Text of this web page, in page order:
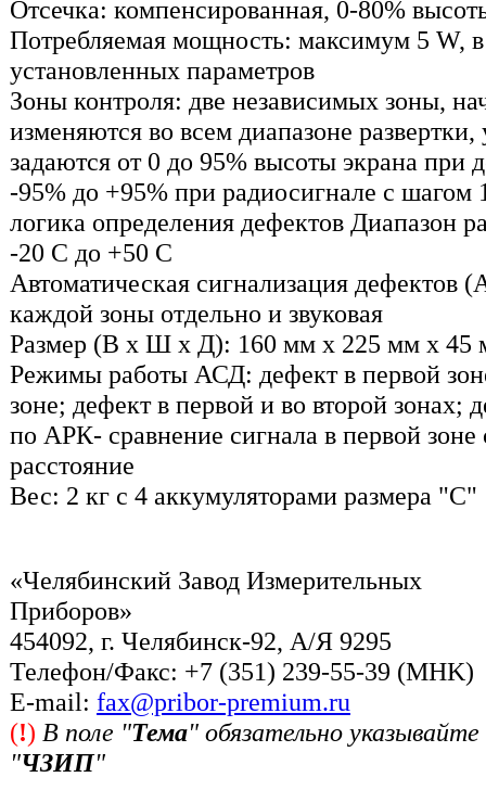
Отсечка: компенсированная, 0-80%
Потребляемая мощность: максимум 5 W, в
установленных параметров
Зоны контроля: две независимых зоны,
изменяются во всем диапазоне развертки,
задаются от 0 до 95% высоты экрана при
-95% до +95% при радиосигнале с шагом
логика определения дефектов Диапазон
-20 C до +50 C
Автоматическая сигнализация дефектов
каждой зоны отдельно и звуковая
Размер (В x Ш x Д): 160 мм x 225 мм x 45
Режимы работы АСД: дефект в первой
зоне; дефект в первой и во второй зонах;
по АРК- сравнение сигнала в первой зоне
расстояние
Вес: 2 кг с 4 аккумуляторами размера "С"
«Челябинский Завод Измерительных
Приборов»
454092, г. Челябинск-92, А/Я 9295
Телефон/Факс: +7 (351) 239-55-39 (MHK)
Е-mail: fax@pribor-premium.ru
(!) В поле "Тема" обязательно указывайте
"ЧЗИП"